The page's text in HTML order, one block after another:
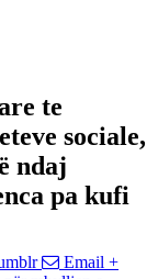
te
sociale,
ndaj
pa kufi
Email +